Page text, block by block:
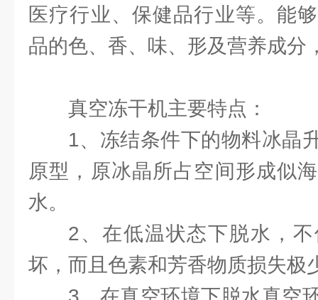
医疗行业、保健品行业等。能
品的色、香、味、形及营养成分
真空冻干机主要特点：
1、冻结条件下的物料冰晶
原型，原冰晶所占空间形成似
水。
2、在低温状态下脱水，
坏，而且色素和芳香物质损失极